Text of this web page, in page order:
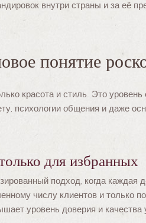
внутри страны и за её
понятие
красота и стиль. Это
психологии общения и даже
для избранных
подход, когда каждая
числу клиентов и только
уровень доверия и качества